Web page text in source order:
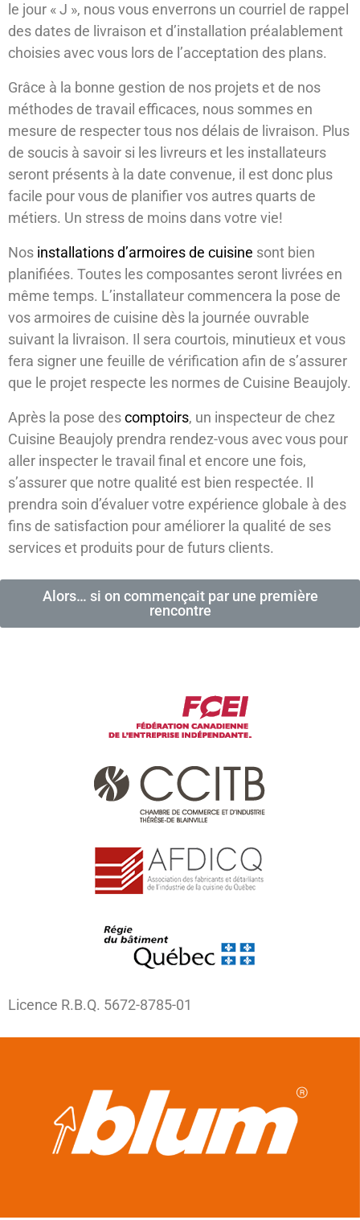
le jour « J », nous vous enverrons un courriel de rappel
des dates de livraison et d’installation préalablement
choisies avec vous lors de l’acceptation des plans.
Grâce à la bonne gestion de nos projets et de nos
méthodes de travail efficaces, nous sommes en
mesure de respecter tous nos délais de livraison. Plus
de soucis à savoir si les livreurs et les installateurs
seront présents à la date convenue, il est donc plus
facile pour vous de planifier vos autres quarts de
métiers. Un stress de moins dans votre vie!
Nos installations d’armoires de cuisine sont bien
planifiées. Toutes les composantes seront livrées en
même temps. L’installateur commencera la pose de
vos armoires de cuisine dès la journée ouvrable
suivant la livraison. Il sera courtois, minutieux et vous
fera signer une feuille de vérification afin de s’assurer
que le projet respecte les normes de Cuisine Beaujoly.
Après la pose descomptoirs, un inspecteur de chez
Cuisine Beaujoly prendra rendez-vous avec vous pour
aller inspecter le travail final et encore une fois,
s’assurer que notre qualité est bien respectée. Il
prendra soin d’évaluer votre expérience globale à des
fins de satisfaction pour améliorer la qualité de ses
services et produits pour de futurs clients.
Alors… si on commençait par une première
rencontre
Licence R.B.Q. 5672-8785-01